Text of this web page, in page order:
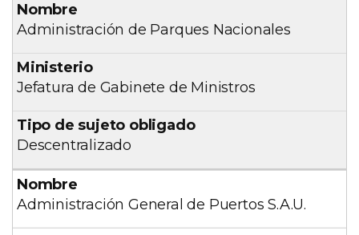
Administración de Parques Nacionales
Jefatura de Gabinete de Ministros
Descentralizado
Administración General de Puertos S.A.U.